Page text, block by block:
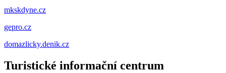
mkskdyne.cz
gepro.cz
domazlicky.denik.cz
Turistické informační centrum